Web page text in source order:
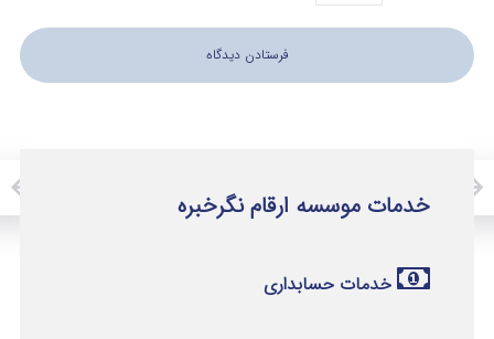
خدمات موسسه ارقام نگرخبره
خدمات حسابداری